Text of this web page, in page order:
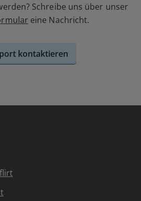
Schreibe uns über unser
eine Nachricht.
kontaktieren